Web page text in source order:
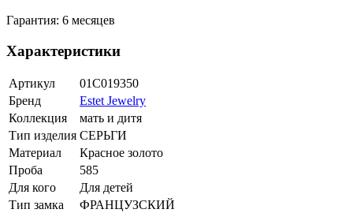
Гарантия: 6 месяцев
Характеристики
Артикул
01С019350
Бренд
Estet Jewelry
Коллекция
мать и дитя
Тип изделия СЕРЬГИ
Материал
Красное золото
Проба
585
Для кого
Для детей
Тип замка
ФРАНЦУЗСКИЙ